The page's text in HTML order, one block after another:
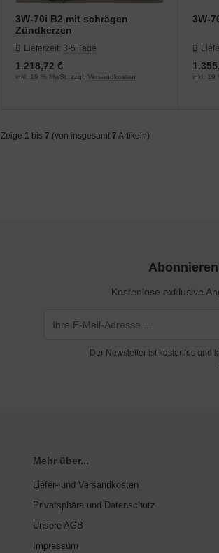
3W-70i B2 mit schrägen
Zündkerzen
Lieferzeit: 3-5 Tage
1.218,72 €
inkl. 19 % MwSt. zzgl. Versandkosten
3W-
inkl. 19
Zeige 1 bis 7 (von insgesamt 7 Artikeln)
Kostenlose exklusive
Der Newsletter ist kostenlos und
Mehr über...
Liefer- und Versandkosten
Privatsphäre und Datenschutz
Unsere AGB
Impressum